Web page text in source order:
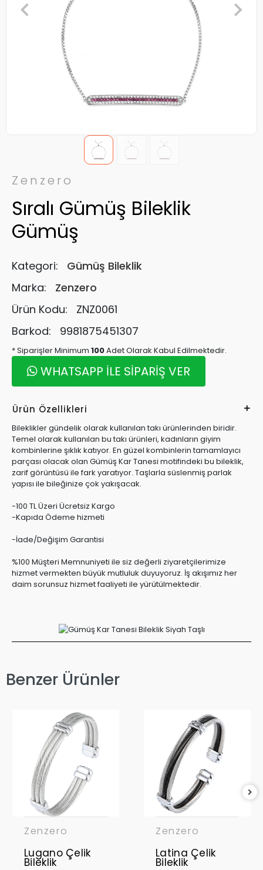
Zenzero
Sıralı Gümüş Bileklik
Gümüş
Kategori:
Gümüş Bileklik
Marka:
Zenzero
Ürün Kodu:
ZNZ0061
Barkod:
9981875451307
* Siparişler Minimum 100Adet Olarak Kabul Edilmektedir.
WHATSAPP İLE SİPARİŞ VER
Ürün Özellikleri
Bileklikler gündelik olarak kullanılan takı ürünlerinden biridir.
Temel olarak kullanılan bu takı ürünleri, kadınların giyim
kombinlerine şıklık katıyor. En güzel kombinlerin tamamlayıcı
parçası olacak olan Gümüş Kar Tanesi motifindeki bu bileklik,
zarif görüntüsü ile fark yaratıyor. Taşlarla süslenmiş parlak
yapısı ile bileğinize çok yakışacak.
-100 TL Üzeri Ücretsiz Kargo
-Kapıda Ödeme hizmeti
-İade/Değişim Garantisi
%100 Müşteri Memnuniyeti ile siz değerli ziyaretçilerimize
hizmet vermekten büyük mutluluk duyuyoruz. İş akışımız her
daim sorunsuz hizmet faaliyeti ile yürütülmektedir.
Benzer Ürünler
Zenzero
Lugano Çelik
Bileklik
Zenzero
Latina Çelik
Bileklik